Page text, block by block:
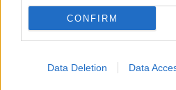
CONFIRM
Data Deletion Data
Θέσεις εργασίας
Όλες οι Θέσεις Εργασίας